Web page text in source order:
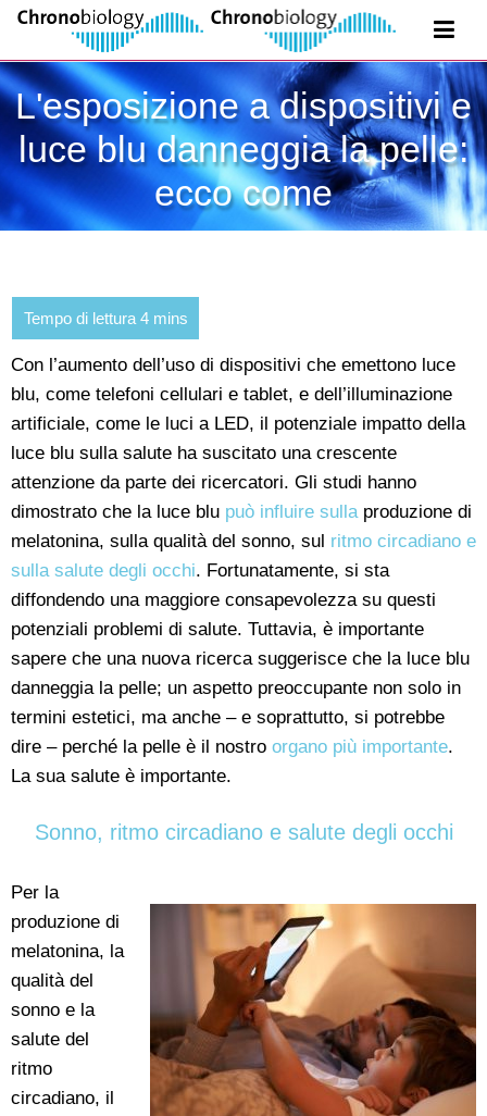
L'esposizione a dispositivi e
luce blu danneggia la pelle:
ecco come
Con l’aumento dell’uso di dispositivi che emettono luce
blu, come telefoni cellulari e tablet, e dell’illuminazione
artificiale, come le luci a LED, il potenziale impatto della
luce blu sulla salute ha suscitato una crescente
attenzione da parte dei ricercatori. Gli studi hanno
dimostrato che la luce blu può influire sullaproduzione di
melatonina, sulla qualità del sonno, sul ritmo circadiano e
sulla salute degli occhi. Fortunatamente, si sta
diffondendo una maggiore consapevolezza su questi
potenziali problemi di salute. Tuttavia, è importante
sapere che una nuova ricerca suggerisce che la luce blu
danneggia la pelle; un aspetto preoccupante non solo in
termini estetici, ma anche – e soprattutto, si potrebbe
dire – perché la pelle è il nostro organo più importante.
La sua salute è importante.
Sonno, ritmo circadiano e salute degli occhi
Per la
produzione di
melatonina, la
qualità del
sonno e la
salute del
ritmo
circadiano, il